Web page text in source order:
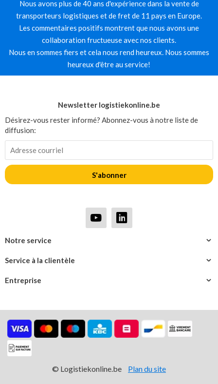
Nous avons plus de 40 ans d'expérience dans la vente de
transporteurs logistiques et de fret de 11 pays en Europe.
Les commentaires positifs montrent que nous avons une
collaboration fructueuse avec nos clients.
Nous en sommes fiers et cela nous rend heureux. Nous sommes
heureux d'être au service!
Entreprise
Service à la clientèle
Notre service
Newsletter logistiekonline.be
Désirez-vous rester informé? Abonnez-vous à notre liste de
diffusion:
S'abonner
© Logistiekonline.be Plan du site